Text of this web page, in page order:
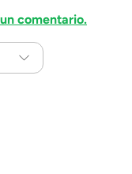
comentario.